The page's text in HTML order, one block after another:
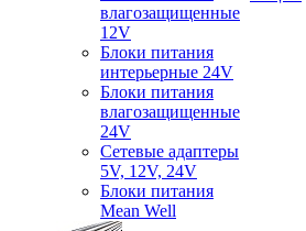
влагозащищенные
12V
Блоки питания
интерьерные 24V
Блоки питания
влагозащищенные
24V
Сетевые адаптеры
5V, 12V, 24V
Блоки питания
Mean Well